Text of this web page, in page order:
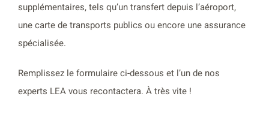
supplémentaires, tels qu’un transfert depuis l’aéroport,
une carte de transports publics ou encore une assurance
spécialisée.
Remplissez le formulaire ci-dessous et l’un de nos
experts LEA vous recontactera. À très vite !